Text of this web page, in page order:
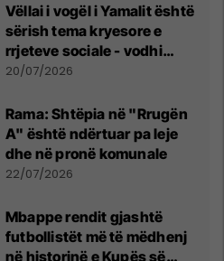
Vëllai i vogël i Yamalit është
sërish tema kryesore e
rrjeteve sociale - vodhi
vëmendjen pas finales së
20/07/2026
Rama: Shtëpia në "Rrugën
A" është ndërtuar pa leje
dhe në pronë komunale
22/07/2026
Mbappe rendit gjashtë
futbollistët më të mëdhenj
në historinë e Kupës së